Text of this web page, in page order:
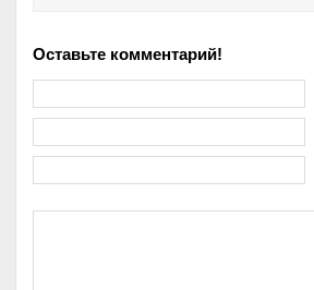
Оставьте комментарий!